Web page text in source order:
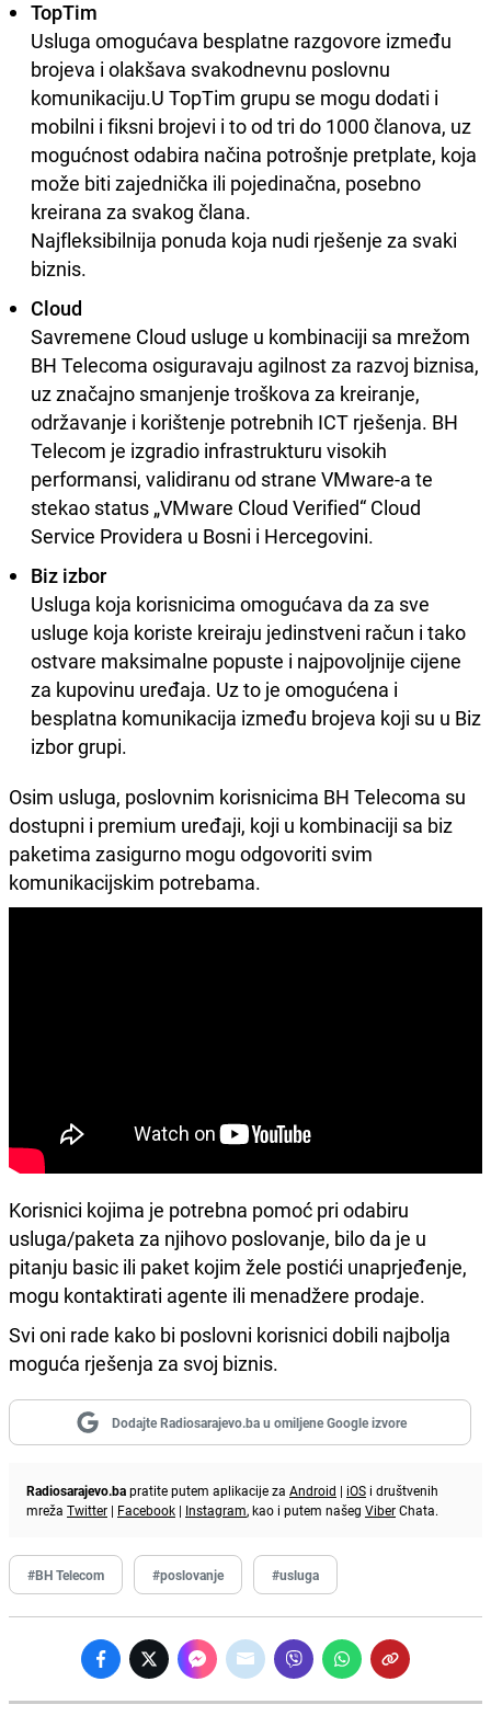
TopTim
Usluga omogućava besplatne razgovore između
brojeva i olakšava svakodnevnu poslovnu
komunikaciju.U TopTim grupu se mogu dodati i
mobilni i fiksni brojevi i to od tri do 1000 članova, uz
mogućnost odabira načina potrošnje pretplate, koja
može biti zajednička ili pojedinačna, posebno
kreirana za svakog člana.
Najfleksibilnija ponuda koja nudi rješenje za svaki
biznis.
Cloud
Savremene Cloud usluge u kombinaciji sa mrežom
BH Telecoma osiguravaju agilnost za razvoj biznisa,
uz značajno smanjenje troškova za kreiranje,
održavanje i korištenje potrebnih ICT rješenja. BH
Telecom je izgradio infrastrukturu visokih
performansi, validiranu od strane VMware-a te
stekao status „VMware Cloud Verified“ Cloud
Service Providera u Bosni i Hercegovini.
Biz izbor
Usluga koja korisnicima omogućava da za sve
usluge koja koriste kreiraju jedinstveni račun i tako
ostvare maksimalne popuste i najpovoljnije cijene
za kupovinu uređaja. Uz to je omogućena i
besplatna komunikacija između brojeva koji su u Biz
izbor grupi.
Osim usluga, poslovnim korisnicima BH Telecoma su
dostupni i premium uređaji, koji u kombinaciji sa biz
paketima zasigurno mogu odgovoriti svim
komunikacijskim potrebama.
Korisnici kojima je potrebna pomoć pri odabiru
usluga/paketa za njihovo poslovanje, bilo da je u
pitanju basic ili paket kojim žele postići unaprjeđenje,
mogu kontaktirati agente ili menadžere prodaje.
Svi oni rade kako bi poslovni korisnici dobili najbolja
moguća rješenja za svoj biznis.
Dodajte Radiosarajevo.ba u omiljene Google izvore
Radiosarajevo.bapratite putem aplikacije za Android | iOS i društvenih
mreža Twitter | Facebook | Instagram, kao i putem našeg ViberChata.
#BH Telecom #poslovanje #usluga